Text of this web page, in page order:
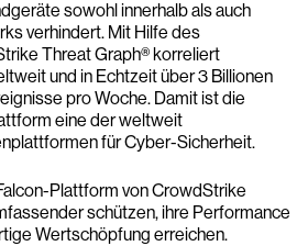
sowohl innerhalb als auch
verhindert. Mit Hilfe des
Threat Graph® korreliert
und in Echtzeit über 3 Billionen
pro Woche. Damit ist die
eine der weltweit
für Cyber-Sicherheit.
Plattform von CrowdStrike
schützen, ihre Performance
Wertschöpfung erreichen.